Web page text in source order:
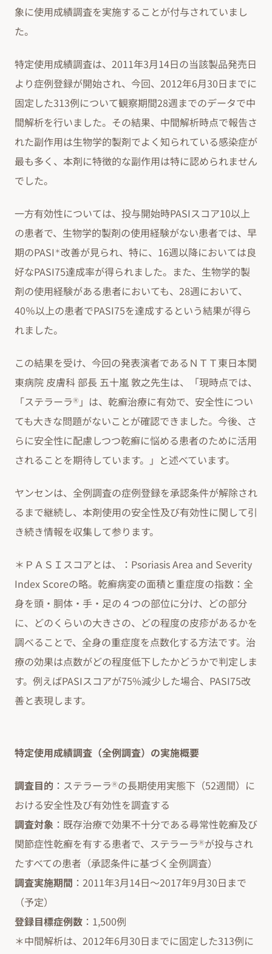
象に使用成績調査を実施することが付与されていまし
た。
特定使用成績調査は、2011年3月14日の当該製品発売日
より症例登録が開始され、今回、2012年6月30日までに
固定した313例について観察期間28週までのデータで中
間解析を行いました。その結果、中間解析時点で報告さ
れた副作用は生物学的製剤でよく知られている感染症が
最も多く、本剤に特徴的な副作用は特に認められません
でした。
一方有効性については、投与開始時PASIスコア10以上
の患者で、生物学的製剤の使用経験がない患者では、早
期のPASI ＊ 改善が見られ、特に、16週以降においては良
好なPASI75達成率が得られました。また、生物学的製
剤の使用経験がある患者においても、28週において、
40％以上の患者でPASI75を達成するという結果が得ら
れました。
この結果を受け、今回の発表演者であるＮＴＴ東日本関
東病院 皮膚科 部長 五十嵐 敦之先生は、「現時点では、
「ステラーラⓇ 」は、乾癬治療に有効で、安全性につい
ても大きな問題がないことが確認できました。今後、さ
らに安全性に配慮しつつ乾癬に悩める患者のために活用
されることを期待しています。」と述べています。
ヤンセンは、全例調査の症例登録を承認条件が解除され
るまで継続し、本剤使用の安全性及び有効性に関して引
き続き情報を収集して参ります。
＊ＰＡＳＩスコアとは、：Psoriasis Area and Severity
Index Scoreの略。乾癬病変の面積と重症度の指数：全
身を頭・胴体・手・足の４つの部位に分け、どの部分
に、どのくらいの大きさの、どの程度の皮疹があるかを
調べることで、全身の重症度を点数化する方法です。治
療の効果は点数がどの程度低下したかどうかで判定しま
す。例えばPASIスコアが75%減少した場合、PASI75改
善と表現します。
特定使用成績調査（全例調査）の実施概要
調査目的 ：ステラーラⓇの長期使用実態下（52週間）に
おける安全性及び有効性を調査する
調査対象 ：既存治療で効果不十分である尋常性乾癬及び
関節症性乾癬を有する患者で、ステラーラⓇが投与され
たすべての患者（承認条件に基づく全例調査）
調査実施期間 ：2011年3月14日～2017年9月30日まで
（予定）
登録目標症例数 ：1,500例
＊中間解析は、2012年6月30日までに固定した313例に